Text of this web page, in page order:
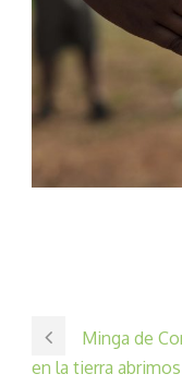
Minga de
en la tierra